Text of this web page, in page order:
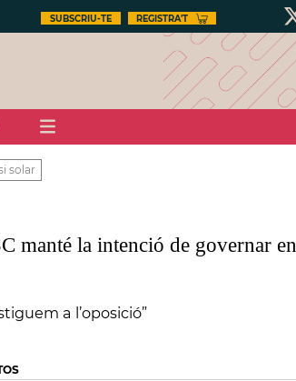
SUBSCRIU-TE REGISTRA'T
solar
manté la intenció de governar en
a l’oposició”